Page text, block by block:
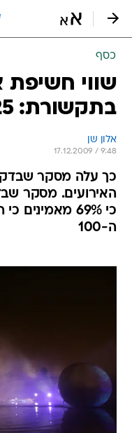
כסף
בתקשורת: 25 מ' שקל
אלון שן
17.12.2009 / 9:48
כך עלה מסקר
האירועים. מסקר
כי 69%
ה-100